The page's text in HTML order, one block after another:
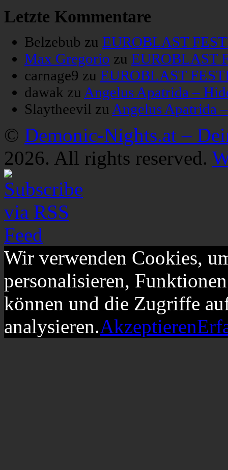
Letzte Kommentare
Belzebub zu EUROBLAST
Max Gregorio zu EUROBLAST
carnage9 zu EUROBLAST
dawak zu Angelus Apatrida –
Slaytheevil zu Angelus Apatrida
© Demonic-Nights.at –
2026. All rights reserved.
Wir verwenden Cookies,
personalisieren,
können und die Zugriffe
analysieren.Akzeptieren